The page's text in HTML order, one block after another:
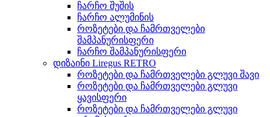
ჩარჩო შუშის
ჩარჩო ალუმინის
როზეტები და ჩამრთველები
შამპანურისფერი
ჩარჩო შამპანურისფერი
დიზაინი Liregus RETRO
როზეტები და ჩამრთველები გლუვი შავი
როზეტები და ჩამრთველები გლუვი
ყავისფერი
როზეტები და ჩამრთველები გლუვი